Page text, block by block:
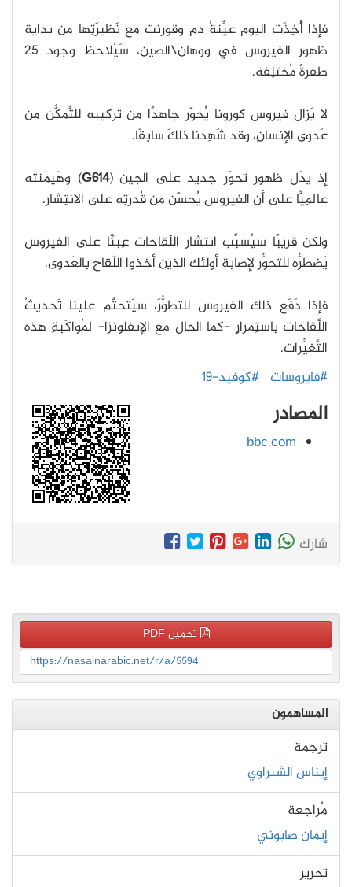
فإذا أُخِذَت اليوم عيِّنةُ دم وقورنت مع نَظيرَتِها من بداية
ظهور الفيروس في ووهان\الصين، سَيُلاحظ وجود 25
طفرةً مُختلِفة.
لا يَزال فيروس كورونا يُحوّر جاهدًا من تركيبه للتَّمكٌّن من
عَدوى الإنسانِ، وقد شَهِدنا ذلكَ سابِقًا.
إذ يدّل ظهور تحوّر جديد على الجين (G614) وهَيمَنته
عالمِيًّا على أن الفيروس يُحسّن من قُدرتِه على الانتِشار.
ولكن قريبًا سيُسبِّب انتشار اللّقاحات عِبئًا على الفيروس
يَضطرُّه للتحوُّر لإصابة أولئك الذين أخذوا اللّقاح بالعَدوى.
فإذا دَفَع ذلك الفيروس للتطوُّرَ، سيَتحتَّم علينا تَحديثُ
اللَّقاحات باستِمرارٍ -كما الحال مع الإنفلونزا- لمُواكَبةِ هذه
التَّغيُّرات.
#فايروسات #كوفيد-19
المصادر
bbc.com
شارك
تحميل PDF
https://nasainarabic.net/r/a/5594
المساهمون
ترجمة
إيناس الشبراوي
مُراجعة
إيمان صابوني
تحرير